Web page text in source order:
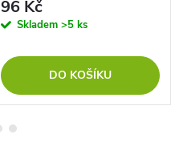
96 Kč
Skladem >5 ks
DO KOŠÍKU